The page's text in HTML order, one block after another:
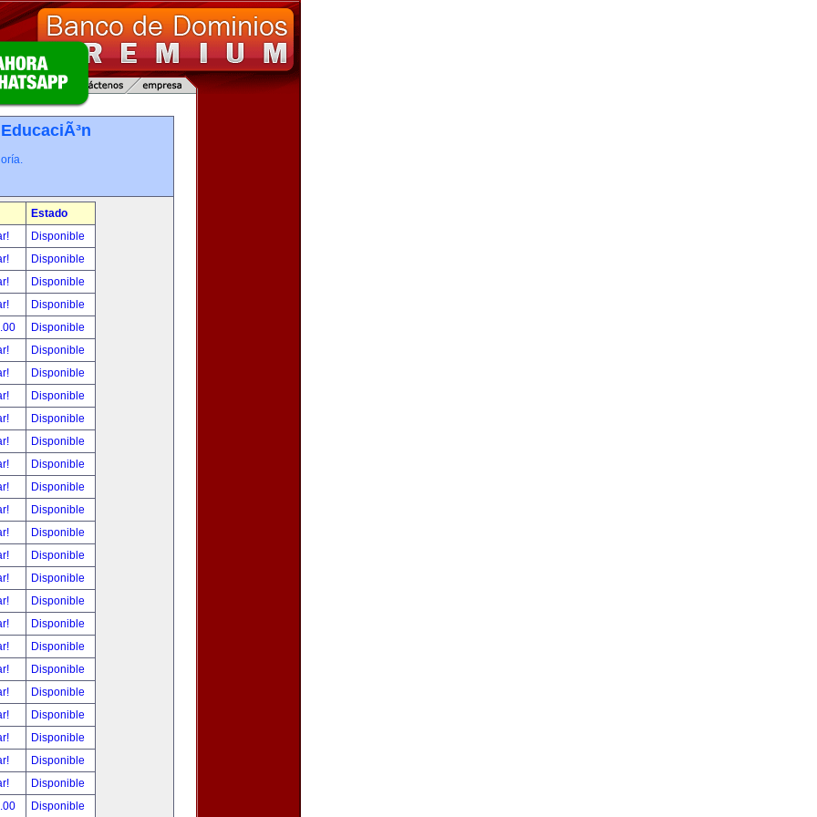
EducaciÃ³n
Estado
Disponible
Disponible
Disponible
Disponible
Disponible
Disponible
Disponible
Disponible
Disponible
Disponible
Disponible
Disponible
Disponible
Disponible
Disponible
Disponible
Disponible
Disponible
Disponible
Disponible
Disponible
Disponible
Disponible
Disponible
Disponible
Disponible